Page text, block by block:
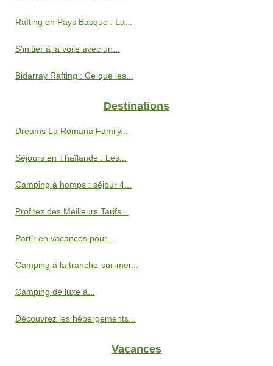
Rafting en Pays Basque : La...
S'initier à la voile avec un...
Bidarray Rafting : Ce que les...
Destinations
Dreams La Romana Family...
Séjours en Thaïlande : Les...
Camping à homps : séjour 4...
Profitez des Meilleurs Tarifs...
Partir en vacances pour...
Camping à la tranche-sur-mer...
Camping de luxe à...
Découvrez les hébergements...
Vacances